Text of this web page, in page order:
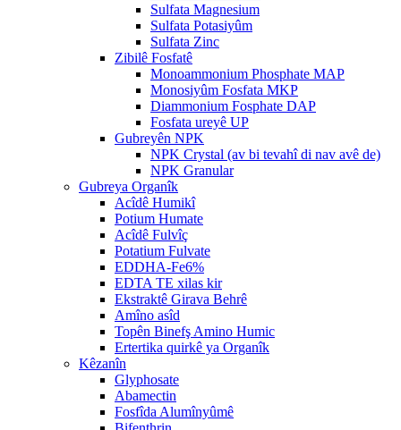
Sulfata Magnesium
Sulfata Potasiyûm
Sulfata Zinc
Zibilê Fosfatê
Monoammonium Phosphate MAP
Monosiyûm Fosfata MKP
Diammonium Fosphate DAP
Fosfata ureyê UP
Gubreyên NPK
NPK Crystal (av bi tevahî di nav avê de)
NPK Granular
Gubreya Organîk
Acîdê Humikî
Potium Humate
Acîdê Fulvîç
Potatium Fulvate
EDDHA-Fe6%
EDTA TE xilas kir
Ekstraktê Girava Behrê
Amîno asîd
Topên Binefş Amino Humic
Ertertika quirkê ya Organîk
Kêzanîn
Glyphosate
Abamectin
Fosfîda Alumînyûmê